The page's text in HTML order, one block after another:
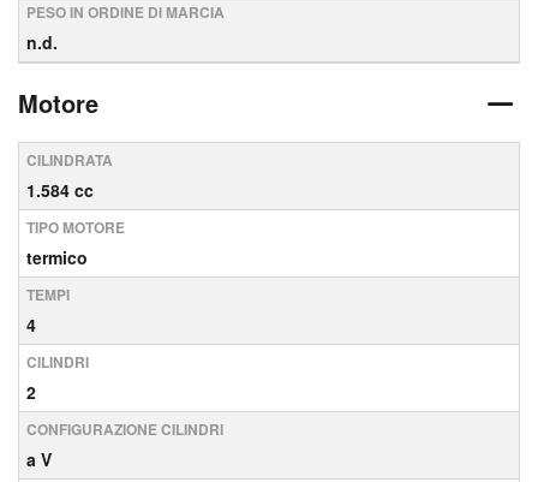
PESO IN ORDINE DI MARCIA
n.d.
Motore
CILINDRATA
1.584 cc
TIPO MOTORE
termico
TEMPI
4
CILINDRI
2
CONFIGURAZIONE CILINDRI
a V